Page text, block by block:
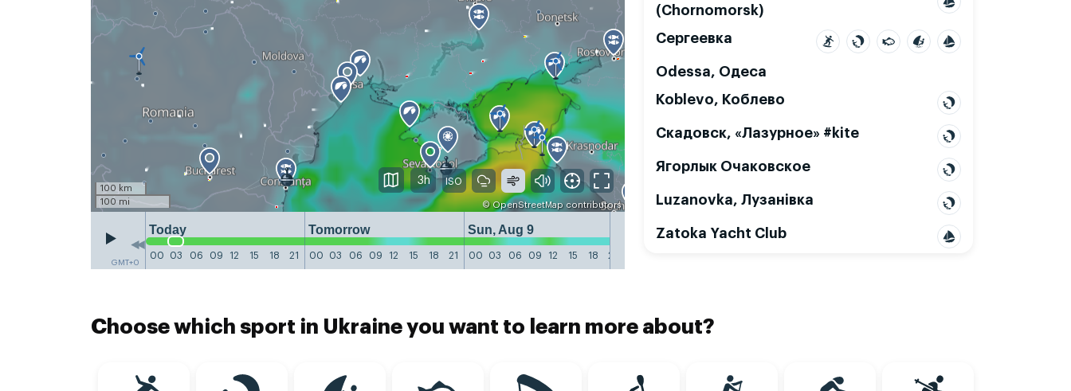
100 km
100 mi
©OpenStreetMapcontributors
GMT+0
Today Tomorrow Sun, Aug 9 Mon, Aug 10 Tue, Aug 11 Wed, Aug 12
00 03 06 09 12 15 18 21 00 03 06 09 12 15 18 21 00 03 06 09 12 15 18 21
3h
(Chornomorsk)
Сергеевка
Odessa, Одеса
Koblevo, Коблево
Скадовск, «Лазурное» #kite
Ягорлык Очаковское
Luzanovka, Лузанівка
Zatoka Yacht Club
Choose which sport in Ukraine you want to learn more about?